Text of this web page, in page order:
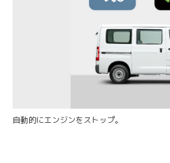
自動的にエンジンをストップ。